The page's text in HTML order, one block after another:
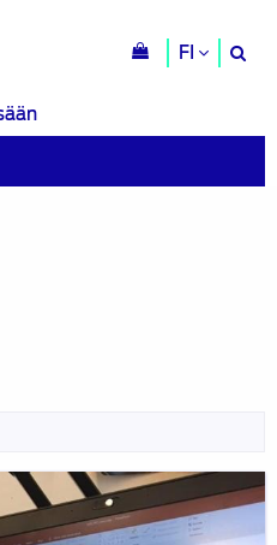
FI